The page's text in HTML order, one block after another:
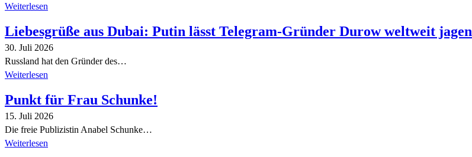
Weiterlesen
Liebesgrüße aus Dubai: Putin lässt Telegram-Gründer Durow weltweit jagen
30. Juli 2026
Russland hat den Gründer des…
Weiterlesen
Punkt für Frau Schunke!
15. Juli 2026
Die freie Publizistin Anabel Schunke…
Weiterlesen